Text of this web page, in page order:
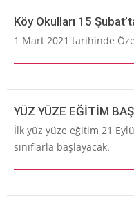
Köy Okulları 15
1 Mart 2021 tarihinde
YÜZ YÜZE EĞİTİM
İlk yüz yüze eğitim 21
sınıflarla başlayacak.